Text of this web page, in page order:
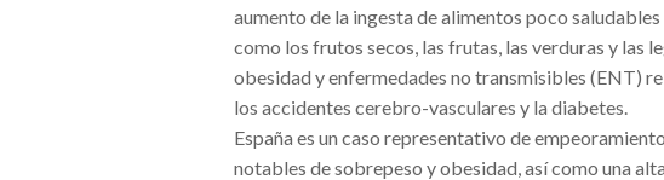
aumento de la ingesta de alimentos poco
como los frutos secos, las frutas, las verduras y las
obesidad y enfermedades no transmisibles (ENT)
los accidentes cerebro-vasculares y la diabetes.
España es un caso representativo de
notables de sobrepeso y obesidad, así como una